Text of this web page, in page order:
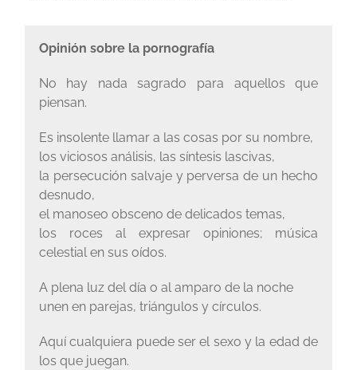
Opinión sobre la pornografía
No hay nada sagrado para aquellos que
piensan.
Es insolente llamar a las cosas por su nombre,
los viciosos análisis, las síntesis lascivas,
la persecución salvaje y perversa de un hecho
desnudo,
el manoseo obsceno de delicados temas,
los roces al expresar opiniones; música
celestial en sus oídos.
A plena luz del día o al amparo de la noche
unen en parejas, triángulos y círculos.
Aquí cualquiera puede ser el sexo y la edad de
los que juegan.